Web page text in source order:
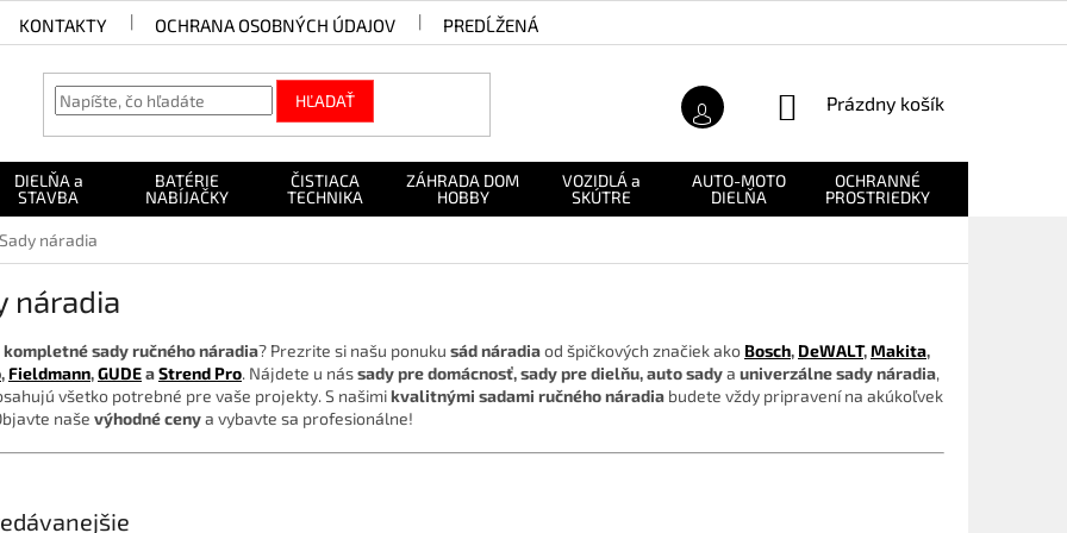
KONTAKTY OCHRANA OSOBNÝCH ÚDAJOV PREDĹŽENÁ ZÁRUKA
HĽADAŤ
NÁKUPNÝ
Prázdny košík
DIELŇA a
STAVBA
BATÉRIE
NABÍJAČKY
ČISTIACA
TECHNIKA
ZÁHRADA DOM
HOBBY
VOZIDLÁ a
SKÚTRE
AUTO-MOTO
DIELŇA
OCHRANNÉ
PROSTRIEDKY
Sady náradia
náradia
kompletné sady ručného náradia? Prezrite si našu ponuku sád náradiaod špičkových značiek ako Bosch, DeWALT,Makita,
, Fieldmann,GUDEaStrend Pro. Nájdete u nássady pre domácnosť, sady pre dielňu, auto sadya univerzálne sady náradia,
všetko potrebné pre vaše projekty. S našimikvalitnými sadami ručného náradia budete vždy pripravení na akúkoľvek
naše výhodné cenya vybavte sa profesionálne!